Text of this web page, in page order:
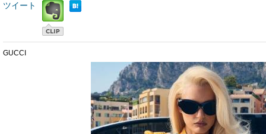
ツイート
GUCCI